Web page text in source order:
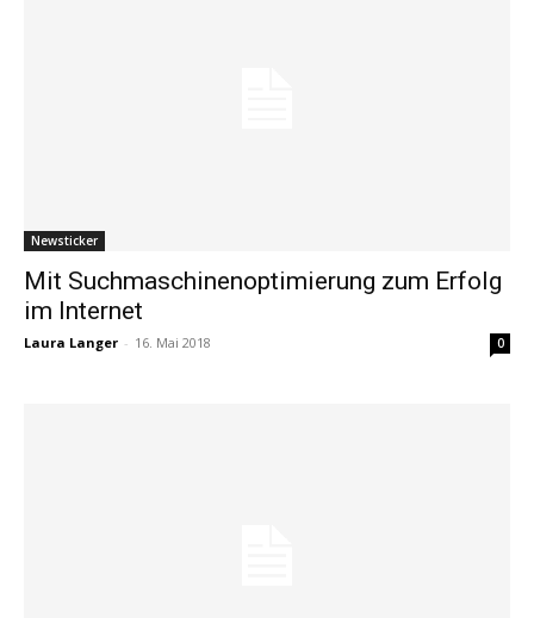
Newsticker
Mit Suchmaschinenoptimierung zum Erfolg
im Internet
Laura Langer - 16. Mai 2018 0